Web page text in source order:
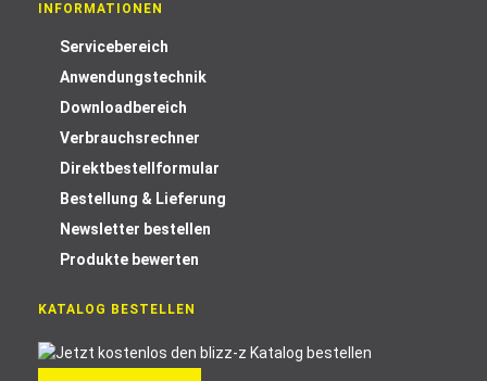
INFORMATIONEN
Servicebereich
Anwendungstechnik
Downloadbereich
Verbrauchsrechner
Direktbestellformular
Bestellung & Lieferung
Newsletter bestellen
Produkte bewerten
KATALOG BESTELLEN